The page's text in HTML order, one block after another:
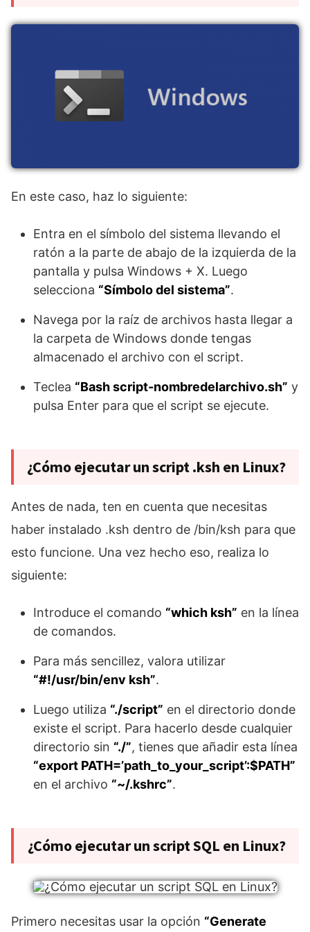
En este caso, haz lo siguiente:
Entra en el símbolo del sistema llevando el
ratón a la parte de abajo de la izquierda de la
pantalla y pulsa Windows + X. Luego
selecciona “Símbolo del sistema”.
Navega por la raíz de archivos hasta llegar a
la carpeta de Windows donde tengas
almacenado el archivo con el script.
Teclea “Bash script-nombredelarchivo.sh” y
pulsa Enter para que el script se ejecute.
¿Cómo ejecutar un script .ksh en Linux?
Antes de nada, ten en cuenta que necesitas
haber instalado .ksh dentro de /bin/ksh para que
esto funcione. Una vez hecho eso, realiza lo
siguiente:
Introduce el comando “which ksh” en la línea
de comandos.
Para más sencillez, valora utilizar
“#!/usr/bin/env ksh”.
Luego utiliza “./script” en el directorio donde
existe el script. Para hacerlo desde cualquier
directorio sin “./”, tienes que añadir esta línea
“export PATH=’path_to_your_script’:$PATH”
en el archivo “~/.kshrc”.
¿Cómo ejecutar un script SQL en Linux?
Primero necesitas usar la opción “Generate